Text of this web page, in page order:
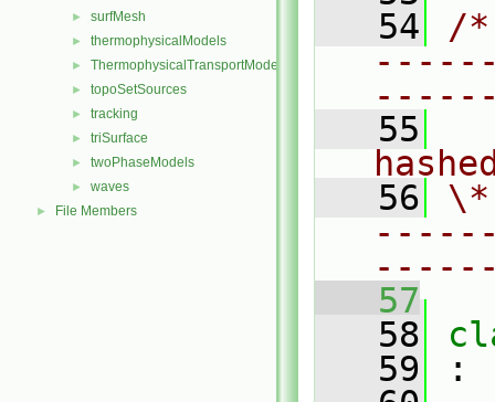
► surfMesh
► thermophysicalModels
► ThermophysicalTransportModels
► topoSetSources
► tracking
► triSurface
► twoPhaseModels
► waves
► File Members
   54
/
   55
   56
   57
   58
   59
: